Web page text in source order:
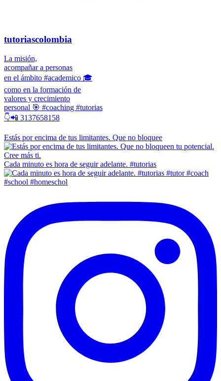
tutoriascolombia
La misión,
acompañar a personas
en el ámbito #academico 🎓
como en la formación de
valores y crecimiento
personal 🎯 #coaching #tutorias
👇📲 3137658158
Estás por encima de tus limitantes. Que no bloquee
Cada minuto es hora de seguir adelante. #tutorias